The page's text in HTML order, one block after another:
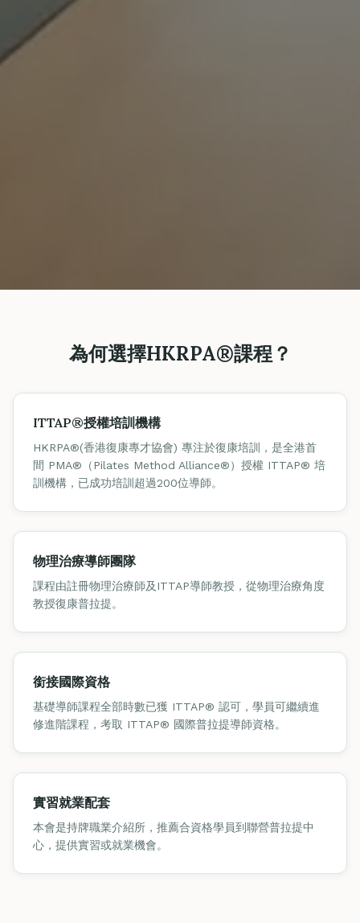
為何選擇HKRPA®課程？
ITTAP®授權培訓機構
HKRPA®(香港復康專才協會) 專注於復康培訓，是全港首
間 PMA®（Pilates Method Alliance®）授權 ITTAP® 培
訓機構，已成功培訓超過200位導師。
物理治療導師團隊
課程由註冊物理治療師及ITTAP導師教授，從物理治療角度
教授復康普拉提。
銜接國際資格
基礎導師課程全部時數已獲 ITTAP® 認可，學員可繼續進
修進階課程，考取 ITTAP® 國際普拉提導師資格。
實習就業配套
本會是持牌職業介紹所，推薦合資格學員到聯營普拉提中
心，提供實習或就業機會。